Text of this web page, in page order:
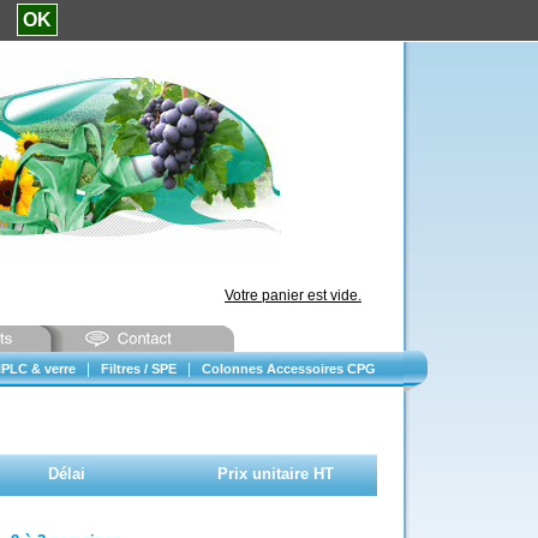
Votre panier est vide.
& verre Filtres / SPE Colonnes Accessoires CPG
Délai Prix unitaire HT
OK